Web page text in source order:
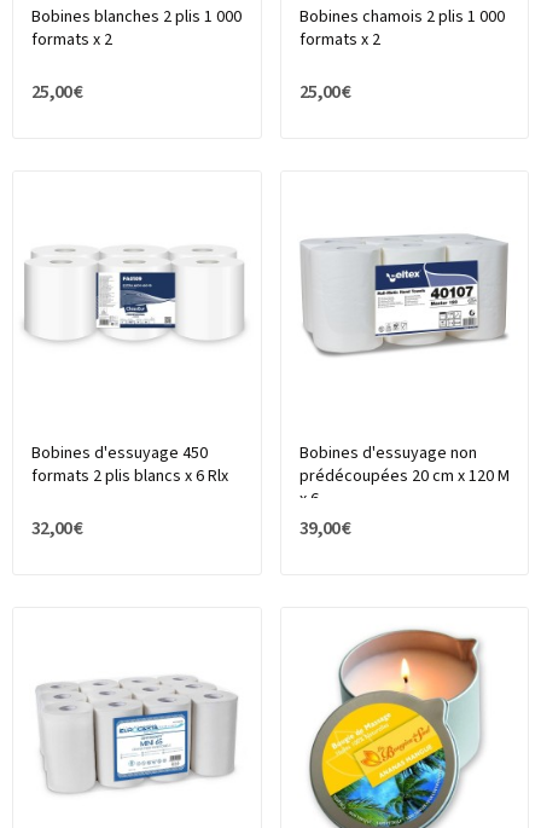
Bobines blanches 2 plis 1 000
formats x 2
25,00 €
Bobines chamois 2 plis 1 000
formats x 2
25,00 €
Bobines d'essuyage 450
formats 2 plis blancs x 6 Rlx
32,00 €
Bobines d'essuyage non
prédécoupées 20 cm x 120 M
x 6
39,00 €